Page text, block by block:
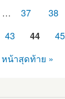
… 37 38
43 44 45
หน้าสุดท้าย »